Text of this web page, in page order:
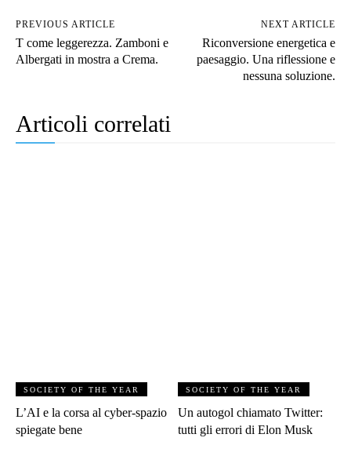
PREVIOUS ARTICLE
T come leggerezza. Zamboni e
Albergati in mostra a Crema.
NEXT ARTICLE
Riconversione energetica e
paesaggio. Una riflessione e
nessuna soluzione.
Articoli correlati
SOCIETY OF THE YEAR
L’AI e la corsa al cyber-spazio
spiegate bene
SOCIETY OF THE YEAR
Un autogol chiamato Twitter:
tutti gli errori di Elon Musk